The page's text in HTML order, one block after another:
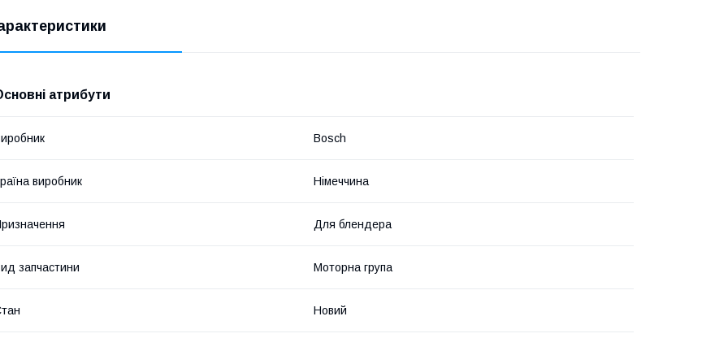
атрибути
Bosch
виробник Німеччина
Для блендера
запчастини Моторна група
Новий